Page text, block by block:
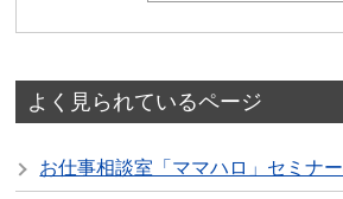
よく見られているページ
お仕事相談室「ママハロ」セミナ